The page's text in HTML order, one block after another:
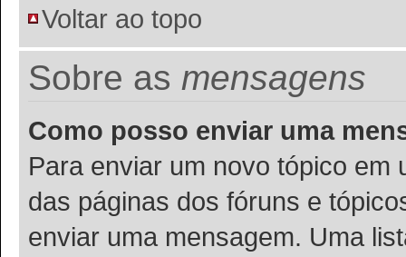
Voltar ao topo
Sobre as mensagens
Como posso enviar uma
Para enviar um novo tópico em
das páginas dos fóruns e
enviar uma mensagem. Uma